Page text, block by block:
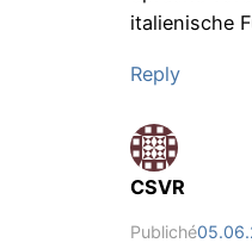
italienische
Reply
CSVR
Publiché